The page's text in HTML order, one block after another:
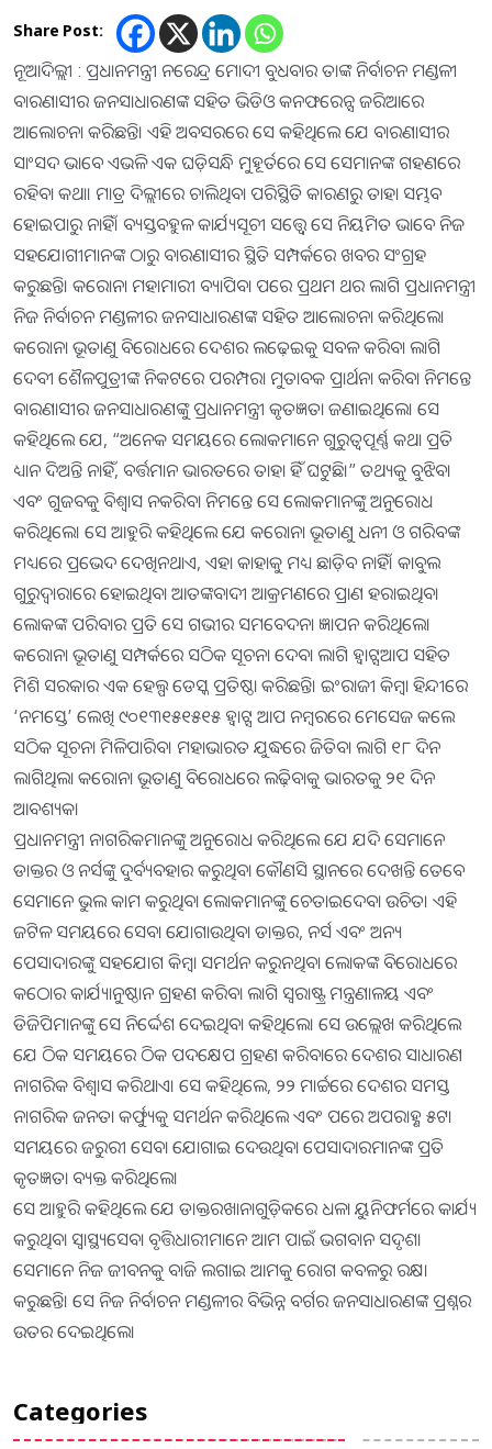
Share Post:
ନୂଆଦିଲ୍ଲୀ : ପ୍ରଧାନମନ୍ତ୍ରୀ ନରେନ୍ଦ୍ର ମୋଦୀ ବୁଧବାର ତାଙ୍କ ନିର୍ବାଚନ ମଣ୍ଡଳୀ
ବାରଣାସୀର ଜନସାଧାରଣଙ୍କ ସହିତ ଭିଡିଓ କନଫରେନ୍ସ ଜରିଆରେ
ଆଲୋଚନା କରିଛନ୍ତି। ଏହି ଅବସରରେ ସେ କହିଥିଲେ ଯେ ବାରଣାସୀର
ସାଂସଦ ଭାବେ ଏଭଳି ଏକ ଘଡ଼ିସନ୍ଧି ମୁହୂର୍ତରେ ସେ ସେମାନଙ୍କ ଗହଣରେ
ରହିବା କଥା। ମାତ୍ର ଦିଲ୍ଲୀରେ ଚାଲିଥିବା ପରିସ୍ଥିତି କାରଣରୁ ତାହା ସମ୍ଭବ
ହୋଇପାରୁ ନାହିଁ। ବ୍ୟସ୍ତବହୁଳ କାର୍ଯ୍ୟସୂଚୀ ସତ୍ତ୍ବେ ସେ ନିୟମିତ ଭାବେ ନିଜ
ସହଯୋଗୀମାନଙ୍କ ଠାରୁ ବାରଣାସୀର ସ୍ଥିତି ସମ୍ପର୍କରେ ଖବର ସଂଗ୍ରହ
କରୁଛନ୍ତି। କରୋନା ମହାମାରୀ ବ୍ୟାପିବା ପରେ ପ୍ରଥମ ଥର ଲାଗି ପ୍ରଧାନମନ୍ତ୍ରୀ
ନିଜ ନିର୍ବାଚନ ମଣ୍ଡଳୀର ଜନସାଧାରଣଙ୍କ ସହିତ ଆଲୋଚନା କରିଥିଲେ।
କରୋନା ଭୂତାଣୁ ବିରୋଧରେ ଦେଶର ଲଢ଼େଇକୁ ସବଳ କରିବା ଲାଗି
ଦେବୀ ଶୈଳପୁତ୍ରୀଙ୍କ ନିକଟରେ ପରମ୍ପରା ମୁତାବକ ପ୍ରାର୍ଥନା କରିବା ନିମନ୍ତେ
ବାରଣାସୀର ଜନସାଧାରଣଙ୍କୁ ପ୍ରଧାନମନ୍ତ୍ରୀ କୃତଜ୍ଞତା ଜଣାଇଥିଲେ। ସେ
କହିଥିଲେ ଯେ, “ଅନେକ ସମୟରେ ଲୋକମାନେ ଗୁରୁତ୍ୱପୂର୍ଣ୍ଣ କଥା ପ୍ରତି
ଧ୍ୟାନ ଦିଅନ୍ତି ନାହିଁ, ବର୍ତ୍ତମାନ ଭାରତରେ ତାହା ହିଁ ଘଟୁଛି।” ତଥ୍ୟକୁ ବୁଝିବା
ଏବଂ ଗୁଜବକୁ ବିଶ୍ୱାସ ନକରିବା ନିମନ୍ତେ ସେ ଲୋକମାନଙ୍କୁ ଅନୁରୋଧ
କରିଥିଲେ। ସେ ଆହୁରି କହିଥିଲେ ଯେ କରୋନା ଭୂତାଣୁ ଧନୀ ଓ ଗରିବଙ୍କ
ମଧ୍ୟରେ ପ୍ରଭେଦ ଦେଖିନଥାଏ, ଏହା କାହାକୁ ମଧ୍ୟ ଛାଡ଼ିବ ନାହିଁ। କାବୁଲ
ଗୁରୁଦ୍ୱାରାରେ ହୋଇଥିବା ଆତଙ୍କବାଦୀ ଆକ୍ରମଣରେ ପ୍ରାଣ ହରାଇଥିବା
ଲୋକଙ୍କ ପରିବାର ପ୍ରତି ସେ ଗଭୀର ସମବେଦନା ଜ୍ଞାପନ କରିଥିଲେ।
କରୋନା ଭୂତାଣୁ ସମ୍ପର୍କରେ ସଠିକ ସୂଚନା ଦେବା ଲାଗି ହ୍ୱାଟ୍ସଆପ ସହିତ
ମିଶି ସରକାର ଏକ ହେଲ୍ପ ଡେସ୍କ ପ୍ରତିଷ୍ଠା କରିଛନ୍ତି। ଇଂରାଜୀ କିମ୍ବା ହିନ୍ଦୀରେ
‘ନମସ୍ତେ’ ଲେଖି ୯୦୧୩୧୫୧୫୧୫ ହ୍ୱାଟ୍ସ ଆପ ନମ୍ବରରେ ମେସେଜ କଲେ
ସଠିକ ସୂଚନା ମିଳିପାରିବ। ମହାଭାରତ ଯୁଦ୍ଧରେ ଜିତିବା ଲାଗି ୧୮ ଦିନ
ଲାଗିଥିଲା କରୋନା ଭୂତାଣୁ ବିରୋଧରେ ଲଢ଼ିବାକୁ ଭାରତକୁ ୨୧ ଦିନ
ଆବଶ୍ୟକ।
ପ୍ରଧାନମନ୍ତ୍ରୀ ନାଗରିକମାନଙ୍କୁ ଅନୁରୋଧ କରିଥିଲେ ଯେ ଯଦି ସେମାନେ
ଡାକ୍ତର ଓ ନର୍ସଙ୍କୁ ଦୁର୍ବ୍ୟବହାର କରୁଥିବା କୌଣସି ସ୍ଥାନରେ ଦେଖନ୍ତି ତେବେ
ସେମାନେ ଭୁଲ କାମ କରୁଥିବା ଲୋକମାନଙ୍କୁ ଚେତାଇଦେବା ଉଚିତ। ଏହି
ଜଟିଳ ସମୟରେ ସେବା ଯୋଗାଉଥିବା ଡାକ୍ତର, ନର୍ସ ଏବଂ ଅନ୍ୟ
ପେସାଦାରଙ୍କୁ ସହଯୋଗ କିମ୍ବା ସମର୍ଥନ କରୁନଥିବା ଲୋକଙ୍କ ବିରୋଧରେ
କଠୋର କାର୍ଯ୍ୟାନୁଷ୍ଠାନ ଗ୍ରହଣ କରିବା ଲାଗି ସ୍ୱରାଷ୍ଟ୍ର ମନ୍ତ୍ରଣାଳୟ ଏବଂ
ଡିଜିପିମାନଙ୍କୁ ସେ ନିର୍ଦ୍ଦେଶ ଦେଇଥିବା କହିଥିଲେ। ସେ ଉଲ୍ଲେଖ କରିଥିଲେ
ଯେ ଠିକ ସମୟରେ ଠିକ ପଦକ୍ଷେପ ଗ୍ରହଣ କରିବାରେ ଦେଶର ସାଧାରଣ
ନାଗରିକ ବିଶ୍ୱାସ କରିଥାଏ। ସେ କହିଥିଲେ, ୨୨ ମାର୍ଚ୍ଚରେ ଦେଶର ସମସ୍ତ
ନାଗରିକ ଜନତା କର୍ଫ୍ୟୁକୁ ସମର୍ଥନ କରିଥିଲେ ଏବଂ ପରେ ଅପରାହ୍ଣ ୫ଟା
ସମୟରେ ଜରୁରୀ ସେବା ଯୋଗାଇ ଦେଉଥିବା ପେସାଦାରମାନଙ୍କ ପ୍ରତି
କୃତଜ୍ଞତା ବ୍ୟକ୍ତ କରିଥିଲେ।
ସେ ଆହୁରି କହିଥିଲେ ଯେ ଡାକ୍ତରଖାନାଗୁଡ଼ିକରେ ଧଳା ୟୁନିଫର୍ମରେ କାର୍ଯ୍ୟ
କରୁଥିବା ସ୍ୱାସ୍ଥ୍ୟସେବା ବୃତ୍ତିଧାରୀମାନେ ଆମ ପାଇଁ ଭଗବାନ ସଦୃଶ।
ସେମାନେ ନିଜ ଜୀବନକୁ ବାଜି ଲଗାଇ ଆମକୁ ରୋଗ କବଳରୁ ରକ୍ଷା
କରୁଛନ୍ତି। ସେ ନିଜ ନିର୍ବାଚନ ମଣ୍ଡଳୀର ବିଭିନ୍ନ ବର୍ଗର ଜନସାଧାରଣଙ୍କ ପ୍ରଶ୍ନର
ଉତର ଦେଇଥିଲେ।
Categories